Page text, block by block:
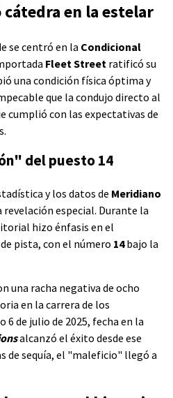
en la estelar
se centró en la Condicional
Fleet Street ratificó su
una condición física óptima y
que la condujo directo al
cumplió con las expectativas de
del puesto 14
y los datos de Meridiano
revelación especial. Durante la
hizo énfasis en el
pista, con el número 14bajo la
una racha negativa de ocho
en la carrera de los
6 de julio de 2025, fecha en la
alcanzó el éxito desde ese
de sequía, el "maleficio" llegó a